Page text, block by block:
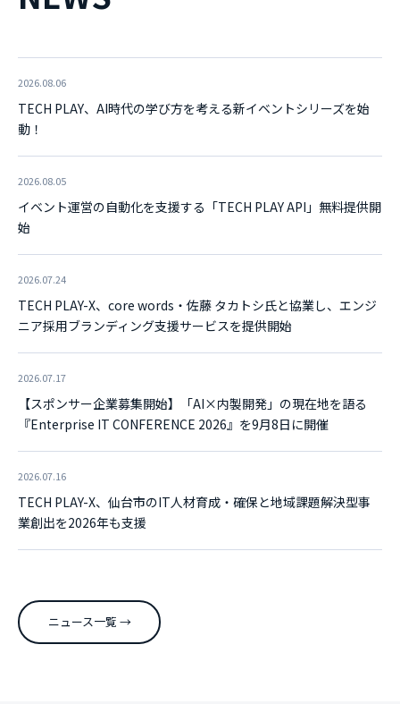
2026.08.06
TECH PLAY、AI時代の学び方を考える新イベントシリーズを始
動！
2026.08.05
イベント運営の自動化を支援する「TECH PLAY API」無料提供開
始
2026.07.24
TECH PLAY-X、core words・佐藤 タカトシ氏と協業し、エンジ
ニア採用ブランディング支援サービスを提供開始
2026.07.17
【スポンサー企業募集開始】「AI×内製開発」の現在地を語る
『Enterprise IT CONFERENCE 2026』を9月8日に開催
2026.07.16
TECH PLAY-X、仙台市のIT人材育成・確保と地域課題解決型事
業創出を2026年も支援
ニュース一覧 →